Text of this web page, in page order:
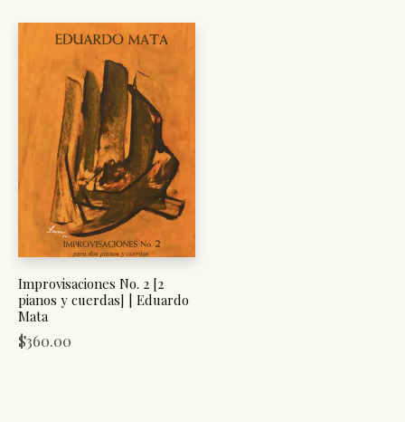
Improvisaciones No. 2 [2
pianos y cuerdas] | Eduardo
Mata
$360.00